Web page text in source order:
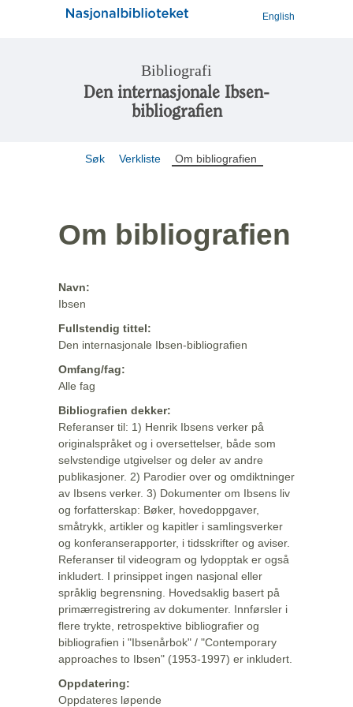
English
Bibliografi
Den internasjonale Ibsen-
bibliografien
Søk Verkliste Om bibliografien
Om bibliografien
Navn:
Ibsen
Fullstendig tittel:
Den internasjonale Ibsen-bibliografien
Omfang/fag:
Alle fag
Bibliografien dekker:
Referanser til: 1) Henrik Ibsens verker på
originalspråket og i oversettelser, både som
selvstendige utgivelser og deler av andre
publikasjoner. 2) Parodier over og omdiktninger
av Ibsens verker. 3) Dokumenter om Ibsens liv
og forfatterskap: Bøker, hovedoppgaver,
småtrykk, artikler og kapitler i samlingsverker
og konferanserapporter, i tidsskrifter og aviser.
Referanser til videogram og lydopptak er også
inkludert. I prinsippet ingen nasjonal eller
språklig begrensning. Hovedsaklig basert på
primærregistrering av dokumenter. Innførsler i
flere trykte, retrospektive bibliografier og
bibliografien i "Ibsenårbok" / "Contemporary
approaches to Ibsen" (1953-1997) er inkludert.
Oppdatering:
Oppdateres løpende